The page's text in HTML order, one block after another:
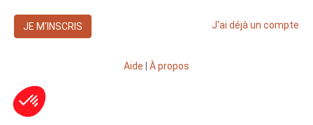
JE M'INSCRIS J'ai déjà un compte
Aide À propos